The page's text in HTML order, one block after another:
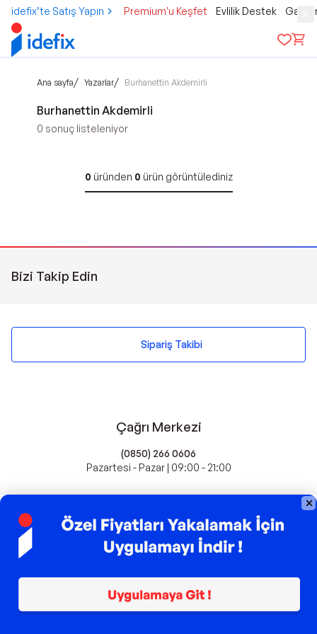
idefix’te Satış Yapın Premium'u Keşfet Evlilik Destek
Ana sayfa/ Yazarlar/ Burhanettin Akdemirli
Burhanettin Akdemirli
0 sonuç listeleniyor
0 üründen 0 ürün görüntülediniz
Bizi Takip Edin
Popüler Markalar
Farmasi
Xiaomi
Lavazza
Fashcolle
Pro Plan
Sipariş Takibi
Çağrı Merkezi
(0850) 266 0606
Pazartesi - Pazar | 09:00 - 21:00